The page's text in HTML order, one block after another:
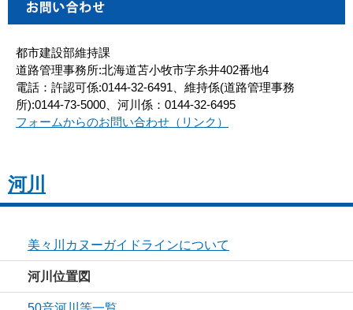
都市建設部維持課
道路管理事務所:北海道苫小牧市字糸井402番地4
電話：許認可係:0144-32-6491、維持係(道路管理事務
所):0144-73-5000、河川係：0144-32-6495
フォームからのお問い合わせ（リンク）
河川
美々川カヌーガイドラインについて
河川位置図